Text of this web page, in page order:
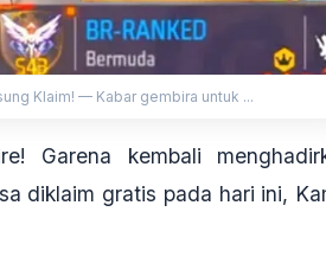
Klaim! — Kabar gembira untuk ...
Garena kembali
diklaim gratis pada hari ini,